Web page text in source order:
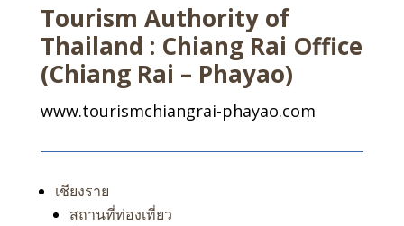
Tourism Authority of
Thailand : Chiang Rai Office
(Chiang Rai – Phayao)
www.tourismchiangrai-phayao.com
เชียงราย
สถานที่ท่องเที่ยว